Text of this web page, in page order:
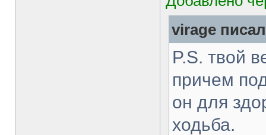
virage
P.S. твой
причем
он для
ходьба.